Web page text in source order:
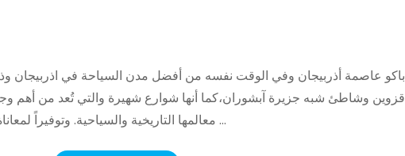
باكو عاصمة أذربيجان وفي الوقت نفسه من أفضل مدن السياحة في اذربيجان
قزوين وشاطئ شبه جزيرة آبشوران،كما أنها شوارع شهيرة والتي تُعد من أهم
معالمها التاريخية والسياحية. وتوفيراً لمعاناة البحث عن أفضل شوارع باكو فقد قمنا …